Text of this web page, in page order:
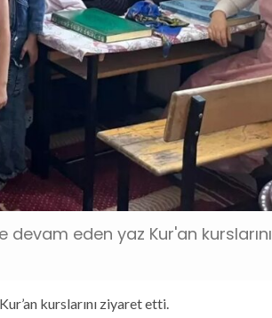
eden yaz Kur'an kurslarını
kurslarını ziyaret etti.